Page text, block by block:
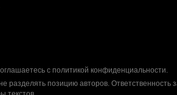
с политикой конфиденциальности.
разделять позицию авторов. Ответственность